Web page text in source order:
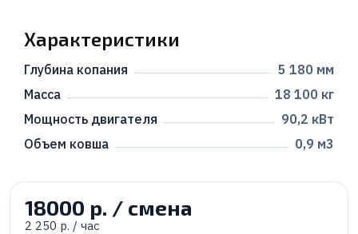
Характеристики
Глубина копания
5 180 мм
Масса
18 100 кг
Мощность двигателя
90,2 кВт
Объем ковша
0,9 м3
18000 р. / смена
2 250 р. / час